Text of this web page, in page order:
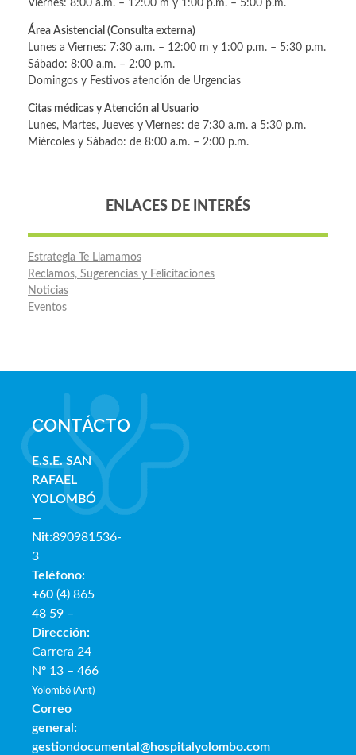
Viernes: 8:00 a.m. – 12:00 m y 1:00 p.m. – 5:00 p.m.
Área Asistencial (Consulta externa)
Lunes a Viernes: 7:30 a.m. – 12:00 m y 1:00 p.m. – 5:30 p.m.
Sábado: 8:00 a.m. – 2:00 p.m.
Domingos y Festivos atención de Urgencias
Citas médicas y Atención al Usuario
Lunes, Martes, Jueves y Viernes: de 7:30 a.m. a 5:30 p.m.
Miércoles y Sábado: de 8:00 a.m. – 2:00 p.m.
ENLACES DE INTERÉS
Estrategia Te Llamamos
Reclamos, Sugerencias y Felicitaciones
Noticias
Eventos
CONTÁCTO
E.S.E. SAN
RAFAEL
YOLOMBÓ
—
Nit:890981536-
3
Teléfono:
+60 (4) 865
48 59 –
Dirección:
Carrera 24
Nº 13 – 466
Yolombó (Ant)
Correo
general:
gestiondocumental@hospitalyolombo.com